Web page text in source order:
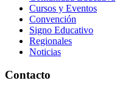
Cursos y Eventos
Convención
Signo Educativo
Regionales
Noticias
Contacto